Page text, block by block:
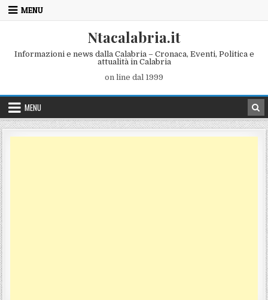
Skip to content
MENU
Ntacalabria.it
Informazioni e news dalla Calabria – Cronaca, Eventi, Politica e
attualità in Calabria
on line dal 1999
MENU